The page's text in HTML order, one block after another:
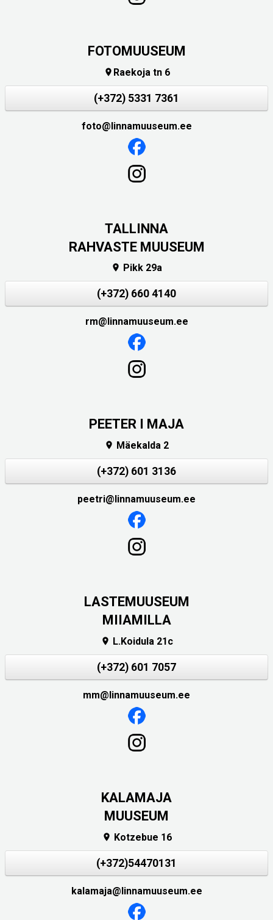
FOTOMUUSEUM
 Raekoja tn 6
(+372) 5331 7361
foto@linnamuuseum.ee
TALLINNA
RAHVASTE MUUSEUM
 Pikk 29a
(+372) 660 4140
rm@linnamuuseum.ee
PEETER I MAJA
 Mäekalda 2
(+372) 601 3136
peetri@linnamuuseum.ee
LASTEMUUSEUM
MIIAMILLA
 L.Koidula 21c
(+372) 601 7057
mm@linnamuuseum.ee
KALAMAJA
MUUSEUM
 Kotzebue 16
(+372)54470131
kalamaja@linnamuuseum.ee